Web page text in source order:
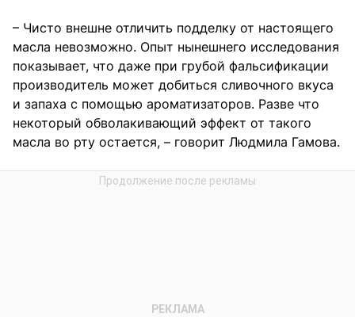
– Чисто внешне отличить подделку от настоящего
масла невозможно. Опыт нынешнего исследования
показывает, что даже при грубой фальсификации
производитель может добиться сливочного вкуса
и запаха с помощью ароматизаторов. Разве что
некоторый обволакивающий эффект от такого
масла во рту остается, – говорит Людмила Гамова.